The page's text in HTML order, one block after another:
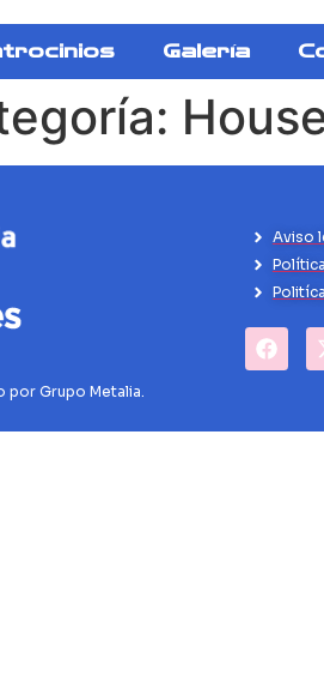
Galería
Grupo Metalia.
Aviso